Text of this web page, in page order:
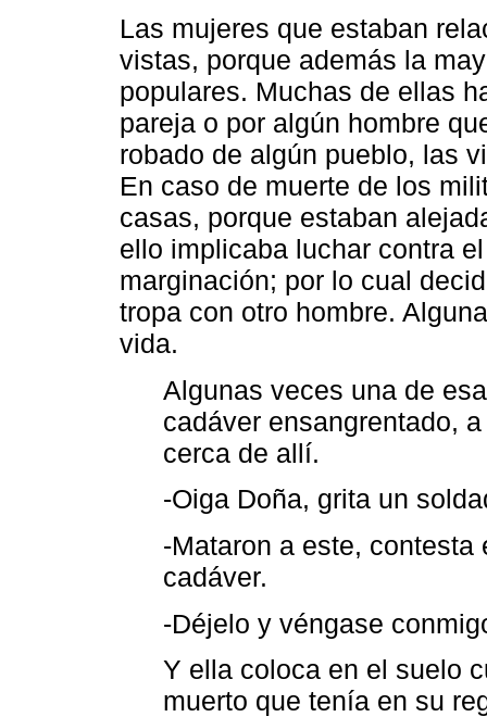
Las mujeres que estaban
vistas, porque además la
populares. Muchas de ellas
pareja o por algún hombre
robado de algún pueblo, las
En caso de muerte de los
casas, porque estaban
ello implicaba luchar contra
marginación; por lo cual
tropa con otro hombre.
vida.
Algunas veces una de
cadáver ensangrentado,
cerca de allí.
-Oiga Doña, grita un
-Mataron a este,
cadáver.
-Déjelo y véngase
Y ella coloca en el suelo
muerto que tenía en su